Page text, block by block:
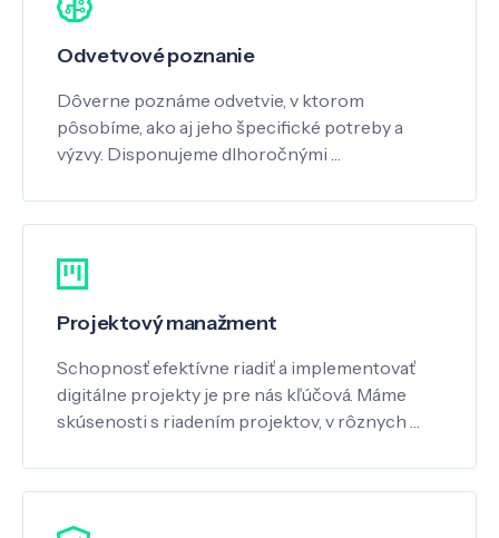
Odvetvové poznanie
Dôverne poznáme odvetvie, v ktorom
pôsobíme, ako aj jeho špecifické potreby a
výzvy. Disponujeme dlhoročnými …
Projektový manažment
Schopnosť efektívne riadiť a implementovať
digitálne projekty je pre nás kľúčová. Máme
skúsenosti s riadením projektov, v rôznych …